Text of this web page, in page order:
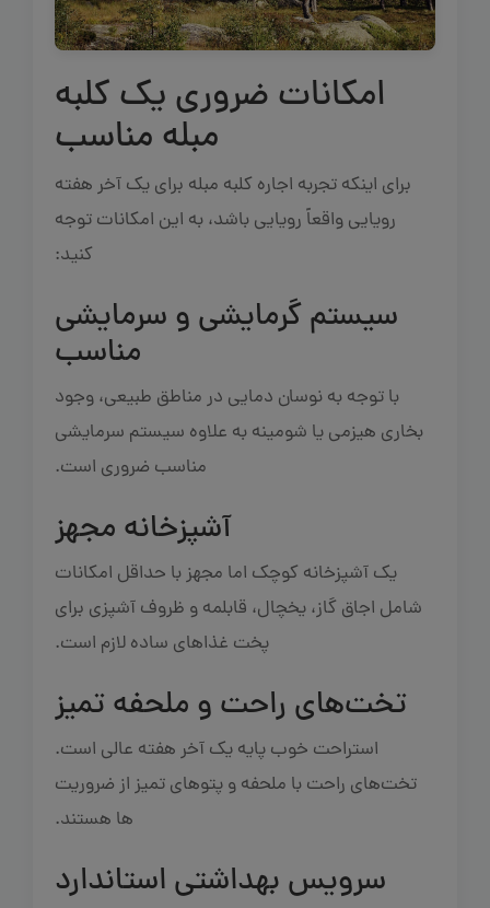
امکانات ضروری یک کلبه
مبله مناسب
برای اینکه تجربه اجاره کلبه مبله برای یک آخر هفته
رویایی واقعاً رویایی باشد، به این امکانات توجه
کنید:
سیستم گرمایشی و سرمایشی
مناسب
با توجه به نوسان دمایی در مناطق طبیعی، وجود
بخاری هیزمی یا شومینه به علاوه سیستم سرمایشی
مناسب ضروری است.
آشپزخانه مجهز
یک آشپزخانه کوچک اما مجهز با حداقل امکانات
شامل اجاق گاز، یخچال، قابلمه و ظروف آشپزی برای
پخت غذاهای ساده لازم است.
تخت‌های راحت و ملحفه تمیز
استراحت خوب پایه یک آخر هفته عالی است.
تخت‌های راحت با ملحفه و پتوهای تمیز از ضروریت
ها هستند.
سرویس بهداشتی استاندارد